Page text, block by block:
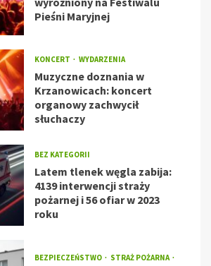
Pieśni Maryjnej
KONCERT WYDARZENIA
Muzyczne doznania w
Krzanowicach: koncert
organowy zachwycił
słuchaczy
BEZ KATEGORII
Latem tlenek węgla zabija:
4139 interwencji straży
pożarnej i 56 ofiar w 2023
roku
BEZPIECZEŃSTWO
STRAŻ POŻARNA